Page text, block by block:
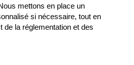
mettons en place un
si nécessaire, tout en
de la réglementation et des